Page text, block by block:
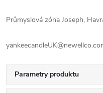
Průmyslová zóna Joseph,
Parametry produktu